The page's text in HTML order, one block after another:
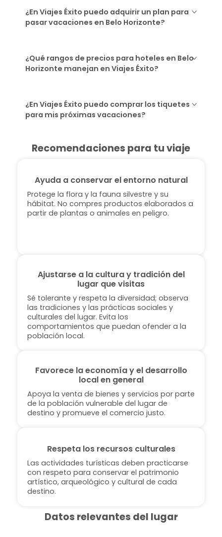
¿En Viajes Éxito puedo adquirir un plan para
pasar vacaciones en Belo Horizonte?
¿Qué rangos de precios para hoteles en Belo
Horizonte manejan en Viajes Éxito?
¿En Viajes Éxito puedo comprar los tiquetes
para mis próximas vacaciones?
Recomendaciones para tu viaje
Ayuda a conservar el entorno natural
Protege la flora y la fauna silvestre y su
hábitat. No compres productos elaborados a
partir de plantas o animales en peligro.
Ajustarse a la cultura y tradición del
lugar que visitas
Sé tolerante y respeta la diversidad; observa
las tradiciones y las prácticas sociales y
culturales del lugar. Evita los
comportamientos que puedan ofender a la
población local.
Favorece la economía y el desarrollo
local en general
Apoya la venta de bienes y servicios por parte
de la población vulnerable del lugar de
destino y promueve el comercio justo.
Respeta los recursos culturales
Las actividades turísticas deben practicarse
con respeto para conservar el patrimonio
artístico, arqueológico y cultural de cada
destino.
Datos relevantes del lugar